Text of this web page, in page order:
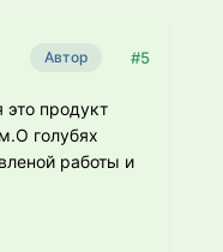
Автор #5
продукт
голубях
работы и